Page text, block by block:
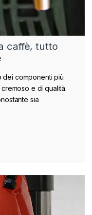
caffè, tutto
dei componenti più
e di qualità.
sia